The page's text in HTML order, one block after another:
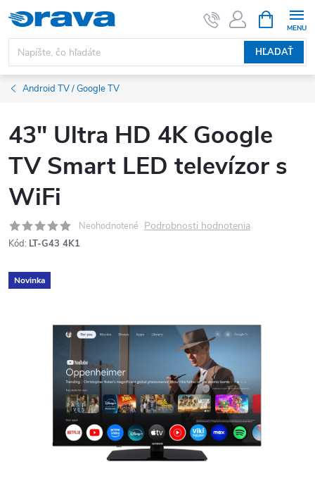
Prejsť na obsah
HĽADAŤ
Android TV / Google TV
43" Ultra HD 4K Google
TV Smart LED televízor s
WiFi
Neohodnotené Podrobnosti hodnotenia
Kód: LT-G43 4K1
Novinka